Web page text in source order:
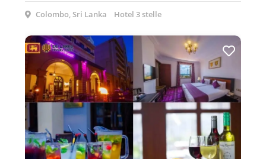
Colombo, Sri Lanka Hotel 3 stelle